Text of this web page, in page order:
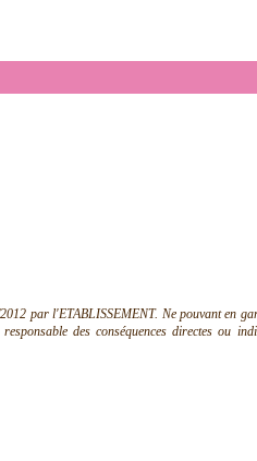
par l'ETABLISSEMENT. Ne pouvant en
des conséquences directes ou